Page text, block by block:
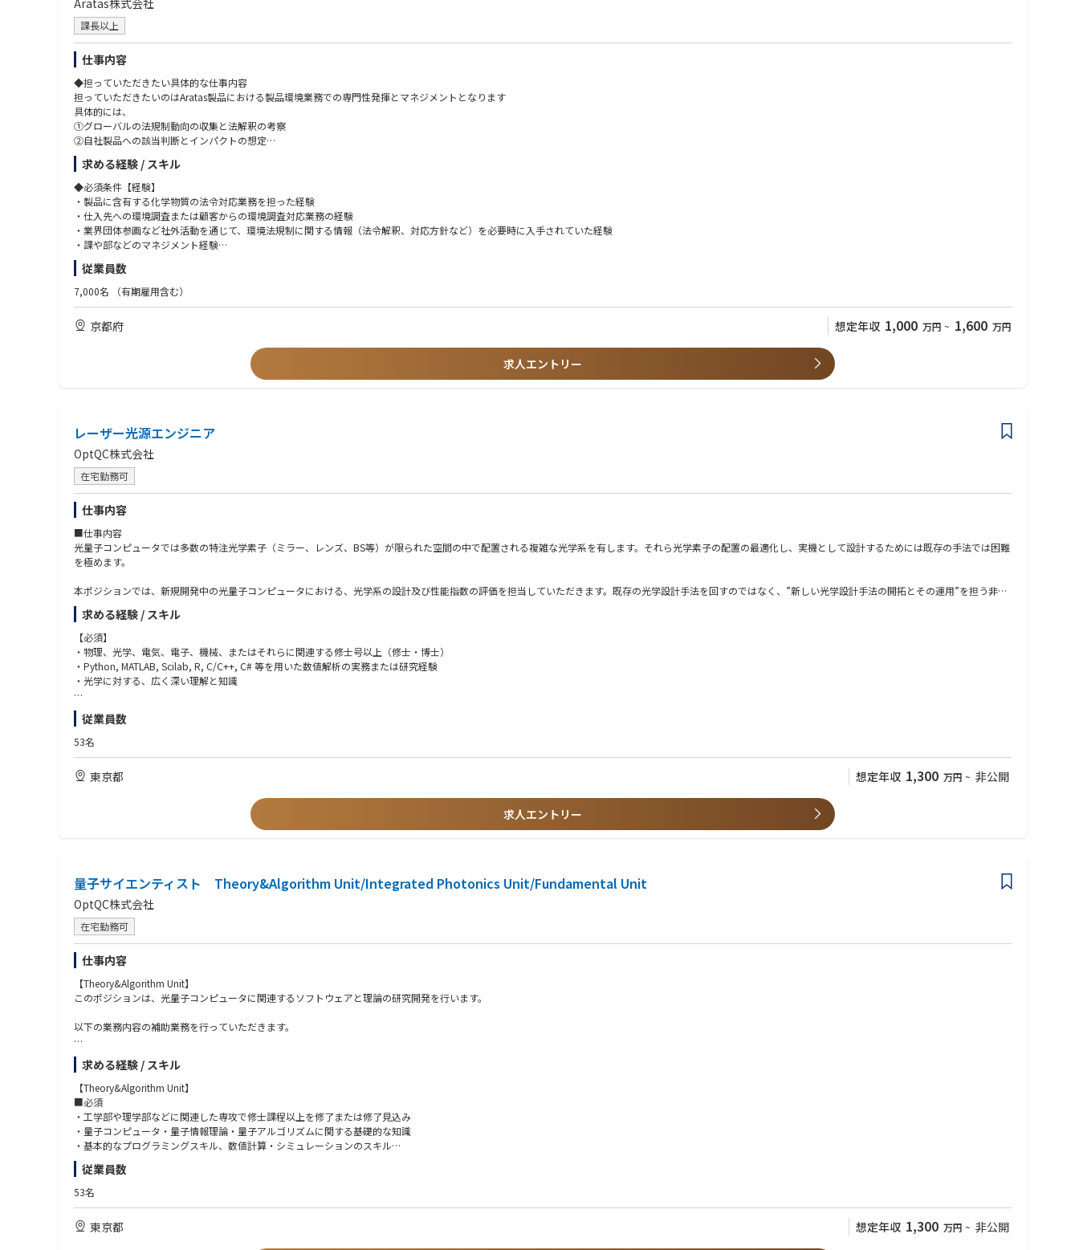
Aratas株式会社
課長以上
仕事内容
◆担っていただきたい具体的な仕事内容
担っていただきたいのはAratas製品における製品環境業務での専門性発揮とマネジメントとなります
具体的には、
①グローバルの法規制動向の収集と法解釈の考察
②自社製品への該当判断とインパクトの想定
③対応方針の決定と関係部門への指示（法令適用日から逆算して計画設定）
④製品への含有有無の調査実施状況の管理
⑤非含有部材への切り替え状況の管理
⑥顧客からの環境調査依頼への対応
を進め／プロジェクトマネジメントいただき、法令適用日までに完了させる／適切な情報を顧客へ提供する業務について、メンバのマネジメントを行い完遂する役割を担っていただきます。
また①～③においては社外からの情報取得により妥当な法解釈～妥当な対応方針決定のイニシアティブもとっていただくことを期待しています。
専門性の高いスペシャリストも在籍していますので、議論・相談もしつつ進めていただけます
◆具体的な仕事内容に対しての期待する成果
新法令に対する対応を確実に実践していき、DMS製品のライフサイクル全体での環境負荷を低減させることに資すること。それを通じて顧客やユーザー様に安全・安心に製品を使っていただける状態を継続させ続ける
こと。
◆この仕事の魅力
こと。また、電子情報技術産業協会（JEITA）等の社外活動として、他社との連携・交流ができること。
求める経験 / スキル
◆必須条件【経験】
・製品に含有する化学物質の法令対応業務を担った経験
・仕入先への環境調査または顧客からの環境調査対応業務の経験
・業界団体参画など社外活動を通じて、環境法規制に関する情報（法令解釈、対応方針など）を必要時に入手されていた経験
・課や部などのマネジメント経験
◆必須条件【スキル】
・製品環境管理
社内展開を通じて遵法製品を実現し、顧客へ環境保証製品の提供を行う一連の業務をいう。
・法令解釈および対応方針決定にかかるスキル
前例や他社情報も踏まえて、多様な読み方ができる法令に対して妥当な解釈ができ、それを踏まえて妥当な対応方針を決められる
・社外委員会活動での委員経験者（JEITA、NECA、JEMIMA、カテ8,9連絡会、日機輸、その他）
・技術師補資格（領域：化学、応用理学（物理及び化学）、経営工学（生産・物流マネジメント）、環境（環境影響評価））
・化学物質管理師補
・QC検定２級以上
◆歓迎する人物像
・業務遂行だけではなく人の繋がりを大事にできる人
・自律的に業務計画管理を行えコミュニケーション力がある方
・物怖じせず議論し、行動力のある人材
◆使用する開発言語・ソフト・装置/機器等
・chemSHERPA、IMDS、BOMcheck、IPC-1752の知識があればなおよい
従業員数
7,000名 （有期雇用含む）
京都府 想定年収 1,000 万円 ~ 1,600 万円
求人エントリー
レーザー光源エンジニア
OptQC株式会社
在宅勤務可
仕事内容
■仕事内容
光量子コンピュータでは多数の特注光学素子（ミラー、レンズ、BS等）が限られた空間の中で配置される複雑な光学系を有します。それら光学素子の配置の最適化し、実機として設計するためには既存の手法では困難
を極めます。
本ポジションでは、新規開発中の光量子コンピュータにおける、光学系の設計及び性能指数の評価を担当していただきます。既存の光学設計手法を回すのではなく、”新しい光学設計手法の開拓とその運用”を担う非常
に挑戦的なポジションとなります。
そのため、光学及びそれに付随する機械系の広範な知識と解析スキルをお持ちの方を歓迎します。
※経験やスキルに応じて、以下の役割を中心にお任せします
1. 光量子コンピューター用ソフトウェア環境整備
2. 光量子コンピュータ性能シミュレーション
・アーキテクチャーチームと協力した実機の性能指数のシミュレーション
・実機の性能指数に対する故障解析、課題抽出、ノイズ及び改良案の検討
光を利用した次世代量子技術により、従来のコンピュータでは到達できなかった計算能力や効率を提供し、物流、金融、医療など幅広い分野に変革をもたらすことを目指しています。
光の力を最大限に引き出すため、光学や量子、通信技術のスペシャリストとともに、新しい世界を切り開きませんか？
求める経験 / スキル
【必須】
・物理、光学、電気、電子、機械、またはそれらに関連する修士号以上（修士・博士）
・Python, MATLAB, Scilab, R, C/C++, C# 等を用いた数値解析の実務または研究経験
・光学に対する、広く深い理解と知識
【歓迎】
・ミクロン・ナノオーダーの変位・傾きといった微小変化に対する機械公差解析及び光学感度解析の経験
・ZEMAX, CODE V等の光学ソフトウェアにおけるモンテカルロ法を用いた公差解析・性能シミュレーションの経験
・ガウシアンビーム等の自由空間光学系の基礎知識（大学時代での経験のみでも大いに歓迎）
・専門外の課題に対しても、自ら調べて試行錯誤できる強い探求心
・社内外のステークホルダーと議論を交わしながら、開発計画を主体的に策定・推進できるコミュニケーション能力
従業員数
53名
東京都 想定年収 1,300 万円 ~ 非公開
求人エントリー
量子サイエンティスト Theory&Algorithm Unit/Integrated Photonics Unit/Fundamental Unit
OptQC株式会社
在宅勤務可
仕事内容
【Theory&Algorithm Unit】
このポジションは、光量子コンピュータに関連するソフトウェアと理論の研究開発を行います。
以下の業務内容の補助業務を行っていただきます。
・光量子コンピュータの短期・中期・長期の応用探索・設計・開発・研究（一例：量子機械学習、QAOA、最適化問題、量子通信、光通信、量子化学、FTQCなど）
・光量子コンピュータの理論保証（量子優位性・超越性など）
・光量子コンピュータのアーキテクチャに関する研究（ミドルウェア・コンパイラなど）
・弊社が開発した光量子コンピュータ実機を用いて量子アルゴリズムの実装および実装の効率化の方法の探求
※基本的に少人数のチームでの活動が想定されます。
※希望に合わせて一部内容を主導して行っていただく場合があります。
ポジションでは、世界でも注目を集める「実用的な光量子コンピュータの実現」へ、光量子コンピュータを作るのではなく役立てるという立場から大きく貢献できます。
求める経験 / スキル
【Theory&Algorithm Unit】
■必須
・工学部や理学部などに関連した専攻で修士課程以上を修了または修了見込み
・量子コンピュータ・量子情報理論・量子アルゴリズムに関する基礎的な知識
・基本的なプログラミングスキル、数値計算・シミュレーションのスキル
・学術論文を読んで理解する能力および執筆する能力
・企業・研究機関など、様々な場面でのコミュニケーション能力
・第一著者で論文を執筆した経験
・実験・理論の両方の研究経験
従業員数
53名
東京都 想定年収 1,300 万円 ~ 非公開